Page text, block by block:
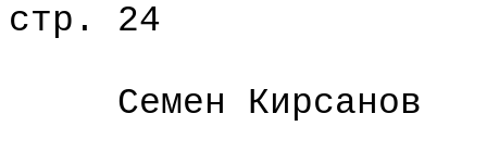
стр. 24
Семен Кирсанов